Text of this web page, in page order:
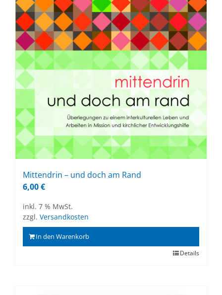
Mit­ten­drin – und doch am Rand
6,00€
inkl. 7 % MwSt.
zzgl. Versandkosten
In den Warenkorb
Details